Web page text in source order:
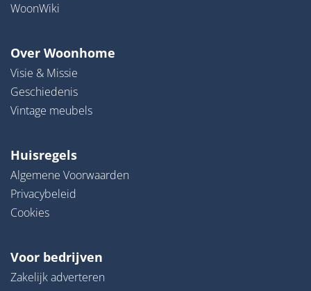
WoonWiki
Over Woonhome
Visie & Missie
Geschiedenis
Vintage meubels
Huisregels
Algemene Voorwaarden
Privacybeleid
Cookies
Voor bedrijven
Zakelijk adverteren